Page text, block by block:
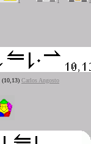
(10,13) Carlos Angosto